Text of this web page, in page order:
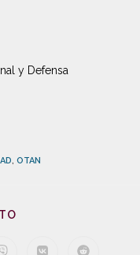
y Defensa
, OTAN